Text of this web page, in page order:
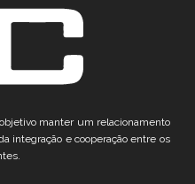
manter um relacionamento
integração e cooperação entre os